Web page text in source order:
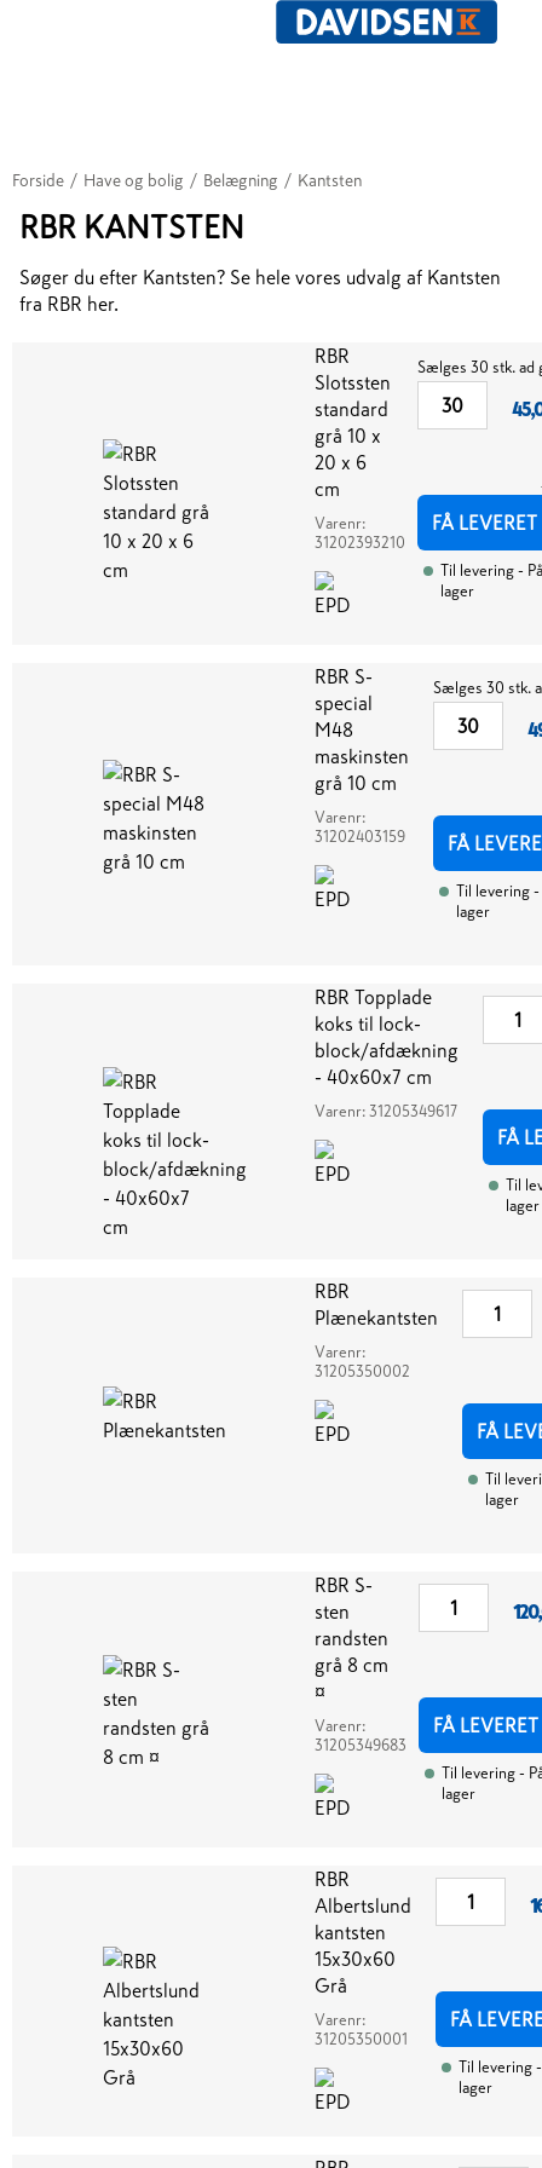
Forside / Have og bolig / Belægning / Kantsten
RBR KANTSTEN
Søger du efter Kantsten? Se hele vores udvalg af Kantsten
fra RBR her.
RBR
Slotssten
standard
grå 10 x
20 x 6
cm
Varenr:
31202393210
Sælges 30 stk. ad
FÅ LEVERET
Til levering - På
lager
RBR S-
special
M48
maskinsten
grå 10 cm
Varenr:
31202403159
Sælges 30 stk.
FÅ
Til levering -
lager
RBR Topplade
koks til lock-
block/afdækning
- 40x60x7 cm
Varenr: 31205349617
FÅ
Til
lager
RBR
Plænekantsten
Varenr:
31205350002
FÅ
Til
lager
RBR S-
sten
randsten
grå 8 cm
¤
Varenr:
31205349683
FÅ LEVERET
Til levering -
lager
RBR
Albertslund
kantsten
15x30x60
Grå
Varenr:
31205350001
FÅ
Til levering
lager